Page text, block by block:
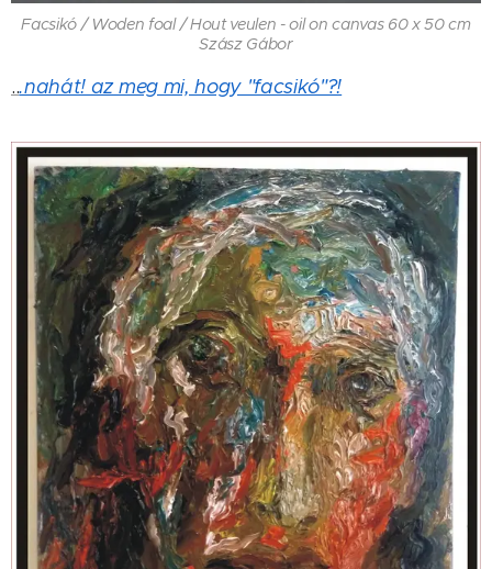
Facsikó / Woden foal / Hout veulen - oil on canvas 60 x 50 cm
Szász Gábor
...nahát! az meg mi, hogy "facsikó"?!